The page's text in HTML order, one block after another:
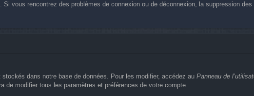
vous rencontrez des problèmes de connexion ou de déconnexion, la suppression
dans notre base de données. Pour les modifier, accédez au Panneau de
de modifier tous les paramètres et préférences de votre compte.